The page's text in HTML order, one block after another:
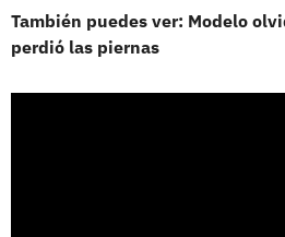
También puedes ver: Modelo
perdió las piernas